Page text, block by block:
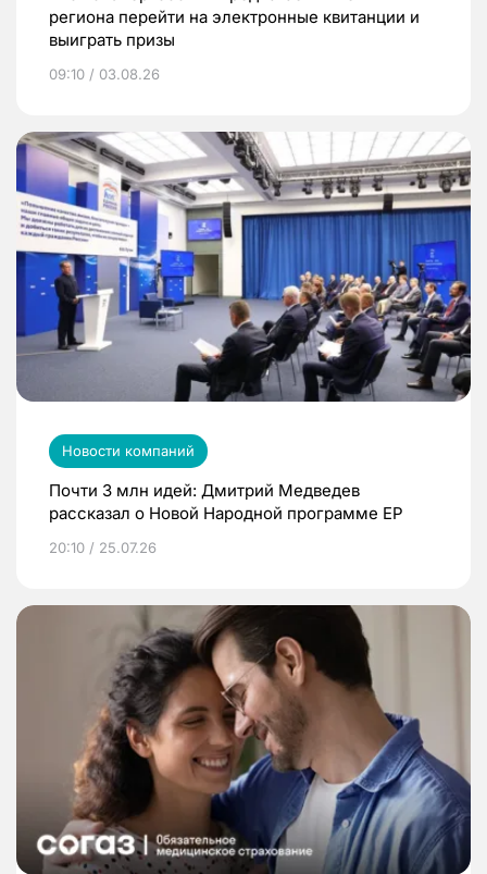
региона перейти на электронные квитанции и
выиграть призы
09:10 / 03.08.26
Новости компаний
Почти 3 млн идей: Дмитрий Медведев
рассказал о Новой Народной программе ЕР
20:10 / 25.07.26